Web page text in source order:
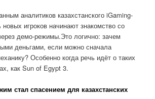
аналитиков казахстанского iGaming-
игроков начинают знакомство со
демо-режимы.Это логично: зачем
деньгами, если можно сначала
Особенно когда речь идёт о таких
как Sun of Egypt 3.
стал спасением для казахстанских